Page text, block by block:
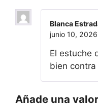
Blanca
junio 10, 2026
El estuche
bien contra
Añade una